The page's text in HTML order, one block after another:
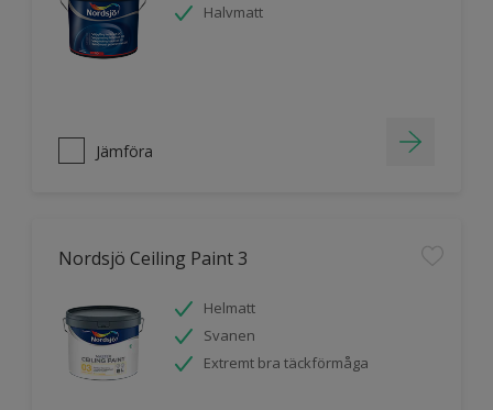
Halvmatt
Jämföra
Nordsjö Ceiling Paint 3
Helmatt
Svanen
Extremt bra täckförmåga